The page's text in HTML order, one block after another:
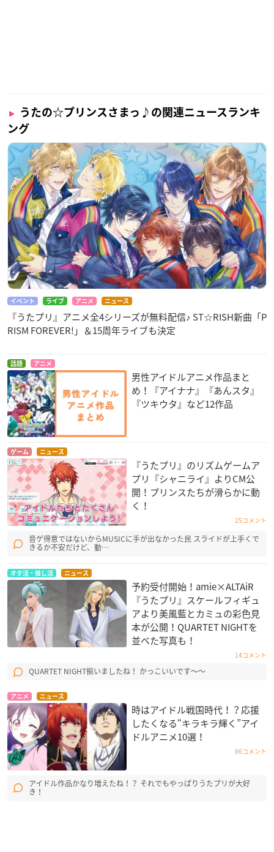
（引用：「うたの☆プリンスさまっ♪ Shining Live」ドラマCD第3弾特設サイ
ト）
▲通常盤
【CD】「うたの☆プリンスさまっ♪ Shining Live」（@shin
inglive_jp）より、ドラマCD3「No More to Forgive」の発
売が決定！特設サイトを公開しました。2023年2月22日
om/NEv6PER1Op
— うたの☆プリンスさまっ♪ (@utapri_official) December
7, 2022
うたの☆プリンスさまっ♪の関連ニュースランキ
ング
イベント ライブ アニメ ニュース
『うたプリ』アニメ全4シリーズが無料配信♪ ST☆RISH新曲「P
RISM FOREVER!」＆15周年ライブも決定
話題 アニメ
男性アイドルアニメ作品まと
め！『アイナナ』『あんスタ』
『ツキウタ』など12作品
ゲーム ニュース
『うたプリ』のリズムゲームア
プリ『シャニライ』よりCM公
開！プリンスたちが滑らかに動
く！
25コメント
音ゲ得意ではないからMUSICに手が出なかった民 スライドが上手くで
きるか不安だけど、動…
オタ活・推し活 ニュース
予約受付開始！amie×ALTAiR
『うたプリ』スケールフィギュ
アより美風藍とカミュの彩色見
本が公開！QUARTET NIGHT​を
並べた写真も！
14コメント
QUARTET NIGHT揃いましたね！ かっこいいです〜〜
アニメ ニュース
時はアイドル戦国時代！？応援
したくなる“キラキラ輝く”アイ
ドルアニメ10選！
86コメント
アイドル作品かなり増えたね！？ それでもやっぱりうたプリが大好
き！